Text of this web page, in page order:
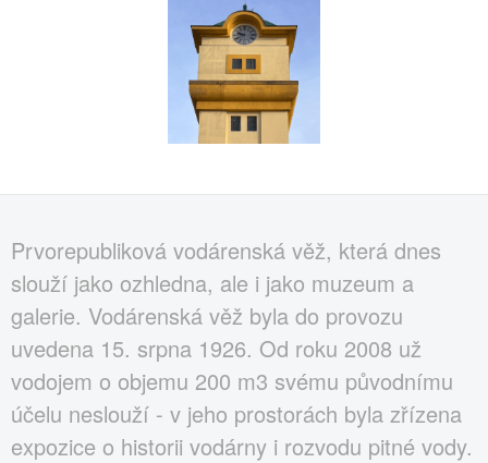
Prvorepubliková vodárenská věž, která dnes
slouží jako ozhledna, ale i jako muzeum a
galerie. Vodárenská věž byla do provozu
uvedena 15. srpna 1926. Od roku 2008 už
vodojem o objemu 200 m3 svému původnímu
účelu neslouží - v jeho prostorách byla zřízena
expozice o historii vodárny i rozvodu pitné vody.